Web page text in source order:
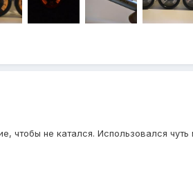
не катался. Использовался